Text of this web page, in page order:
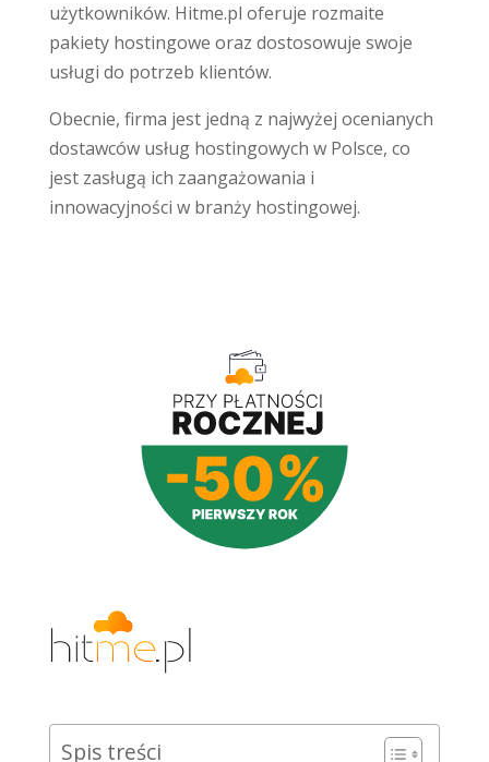
użytkowników. Hitme.pl oferuje rozmaite
pakiety hostingowe oraz dostosowuje swoje
usługi do potrzeb klientów.
Obecnie, firma jest jedną z najwyżej ocenianych
dostawców usług hostingowych w Polsce, co
jest zasługą ich zaangażowania i
innowacyjności w branży hostingowej.
Spis treści